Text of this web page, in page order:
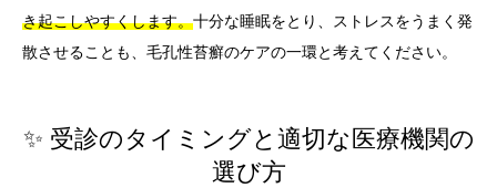
き起こしやすくします。十分な睡眠をとり、ストレスをうまく発
散させることも、毛孔性苔癬のケアの一環と考えてください。
✨ 受診のタイミングと適切な医療機関の
選び方